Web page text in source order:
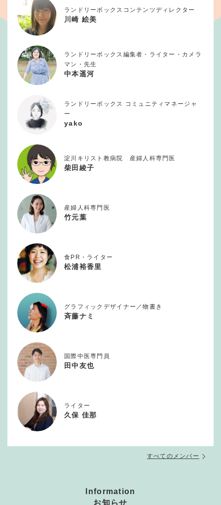
ランドリーボックスコンテンツディレクター
川崎 絵美
ランドリーボックス編集者・ライター・カメラ
マン・先生
中本遥河
ランドリーボックス コミュニティマネージャ
ー
yako
淀川キリスト教病院 産婦人科専門医
柴田綾子
産婦人科専門医
竹元葉
食PR・ライター
松浦裕香里
グラフィックデザイナー／物書き
斉藤ナミ
国際中医専門員
田中友也
ライター
久保 佳那
すべてのメンバー
Information
お知らせ